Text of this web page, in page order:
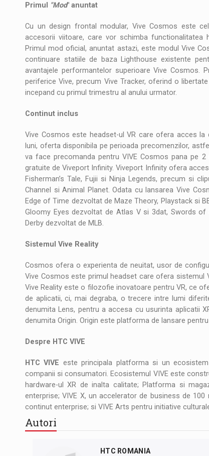
Primul "Mod" anuntat
Cu un design frontal modular, Vive Cosmos este
accesorii viitoare, care vor schimba functionalitatea
Primul mod oficial, anuntat astazi, este modul Vive
continuare statiile de baza Lighthouse existente
avantajele performantelor superioare Vive
periferice Vive, precum Vive Tracker, oferind o
incepand cu primul trimestru al anului urmator.
Continut inclus
Vive Cosmos este headset-ul VR care ofera acces
luni, oferta disponibila pe perioada precomenzilor,
va face precomanda pentru VIVE Cosmos pana pe
gratuite de Viveport Infinity. Viveport Infinity ofera
Fisherman’s Tale, Fujii si Ninja Legends, precum si
Channel si Animal Planet. Odata cu lansarea Vive
Edge of Time dezvoltat de Maze Theory, Playstack si
Gloomy Eyes dezvoltat de Atlas V si 3dat, Swords
Derby dezvoltat de MLB.
Sistemul Vive Reality
Cosmos ofera o experienta de neuitat, usor de
Vive Cosmos este primul headset care ofera sistemul
Vive Reality este o filozofie inovatoare pentru VR, ce
de aplicatii, ci, mai degraba, o trecere intre lumi
denumita Lens, pentru a accesa cu usurinta aplicatii
denumita Origin. Origin este platforma de lansare
Despre HTC VIVE
HTC VIVE este principala platforma si un
companii si consumatori. Ecosistemul VIVE este
hardware-ul XR de inalta calitate; Platforma si
enterprise; VIVE X, un accelerator de business de
continut enterprise; si VIVE Arts pentru initiative
Autori
HTC ROMANIA